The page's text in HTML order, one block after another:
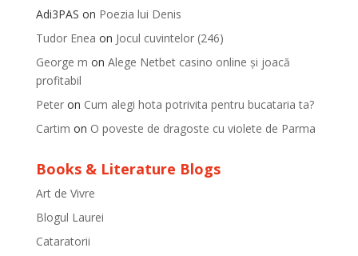
Adi3PAS on Poezia lui Denis
Tudor Enea on Jocul cuvintelor (246)
George m on Alege Netbet casino online și joacă
profitabil
Peteron Cum alegi hota potrivita pentru bucataria ta?
Cartim on O poveste de dragoste cu violete de Parma
Books & Literature Blogs
Art de Vivre
Blogul Laurei
Cataratorii